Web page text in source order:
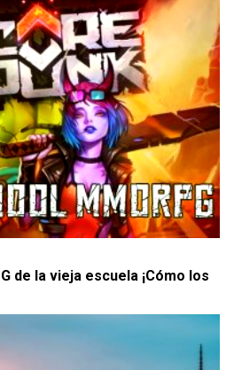
de la vieja escuela ¡Cómo los